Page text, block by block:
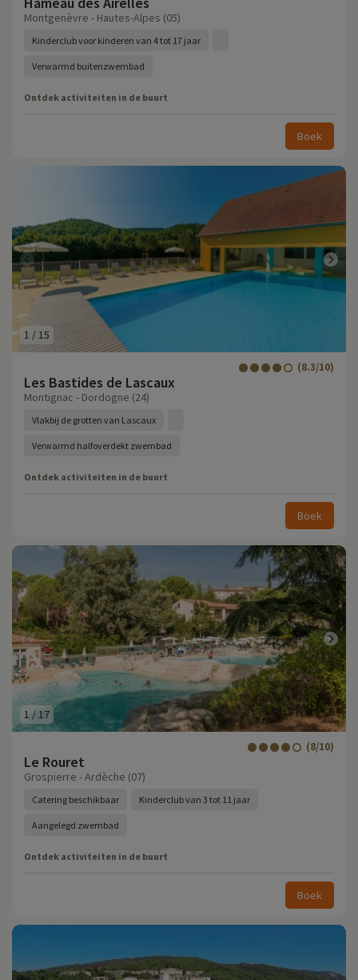
Montgenèvre - Hautes-Alpes (05)
Kinderclub voor kinderen van 4 tot 17 jaar
Verwarmd buitenzwembad
Ontdek activiteiten in de buurt
Boek
1 / 15
Les Bastides de Lascaux
(8.3/10)
Montignac - Dordogne (24)
Vlakbij de grotten van Lascaux
Verwarmd halfoverdekt zwembad
Ontdek activiteiten in de buurt
Boek
1 /17
Le Rouret
(8/10)
Grospierre - Ardèche (07)
Catering beschikbaar Kinderclub van 3 tot 11 jaar
Aangelegd zwembad
Ontdek activiteiten in de buurt
Boek